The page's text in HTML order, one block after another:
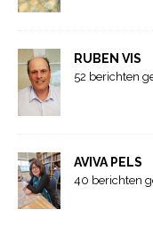
RUBEN VIS
52 berichten
AVIVA PELS
40 berichten